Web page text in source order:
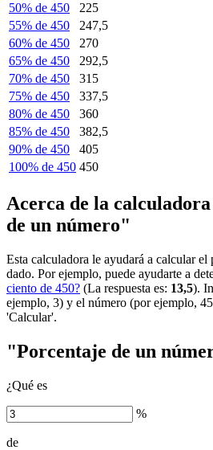
50% de 450
225
55% de 450
247,5
60% de 450
270
65% de 450
292,5
70% de 450
315
75% de 450
337,5
80% de 450
360
85% de 450
382,5
90% de 450
405
100% de 450 450
Acerca de la
de un número"
Esta calculadora le ayudará a calcular el
dado. Por ejemplo, puede ayudarte a
ciento de 450? (La respuesta es: 13,5).
ejemplo, 3) y el número (por ejemplo,
'Calcular'.
"Porcentaje de un
¿Qué es
%
de